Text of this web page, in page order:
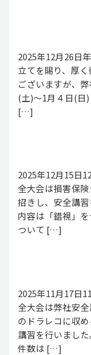
2025年12月26日
立てを賜り、厚
ございますが、
(土)～1月４日(日
[…]
2025年12月15日
全大会は損害保
招きし、安全講
内容は「錯視」
ついて […]
2025年11月17日
全大会は弊社安
のドラレコに収
講習を行いまし
件数は […]